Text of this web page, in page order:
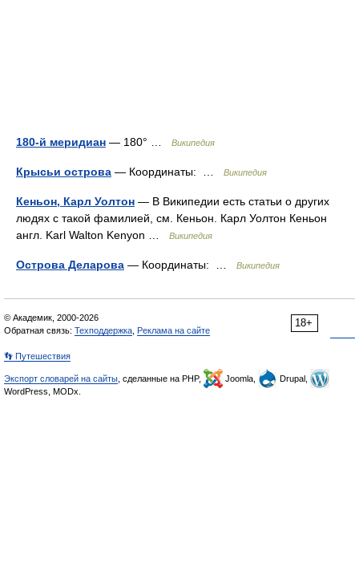
180-й меридиан — 180° … Википедия
Крысьи острова — Координаты: … Википедия
Кеньон, Карл Уолтон — В Википедии есть статьи о других
людях с такой фамилией, см. Кеньон. Карл Уолтон Кеньон
англ. Karl Walton Kenyon …
Википедия
Острова Деларова — Координаты: … Википедия
18+
© Академик, 2000-2026
Обратная связь: Техподдержка Реклама на сайте
👣 Путешествия
Экспорт словарей на сайты , сделанные на PHP, Joomla,
Drupal,
WordPress, MODx.